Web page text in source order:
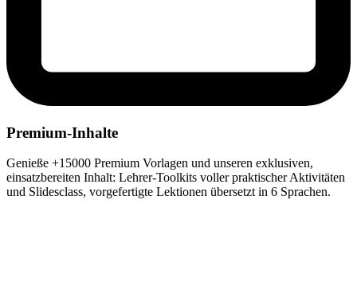
Premium-Inhalte
Genieße +15000 Premium Vorlagen und unseren exklusiven,
einsatzbereiten Inhalt: Lehrer-Toolkits voller praktischer Aktivitäten
und Slidesclass, vorgefertigte Lektionen übersetzt in 6 Sprachen.